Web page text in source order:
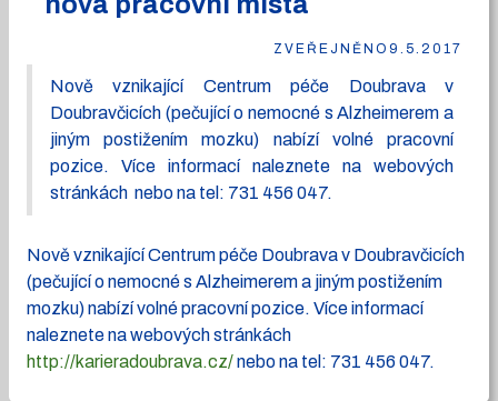
ZVEŘEJNĚNO 9.5.2017
Nově vznikající Centrum péče Doubrava v
Doubravčicích (pečující o nemocné s Alzheimerem a
jiným postižením mozku) nabízí volné pracovní
pozice. Více informací naleznete na webových
stránkách nebo na tel: 731 456 047.
Nově vznikající Centrum péče Doubrava v Doubravčicích
(pečující o nemocné s Alzheimerem a jiným postižením
mozku) nabízí volné pracovní pozice. Více informací
naleznete na webových stránkách
http://karieradoubrava.cz/nebo na tel: 731 456 047.